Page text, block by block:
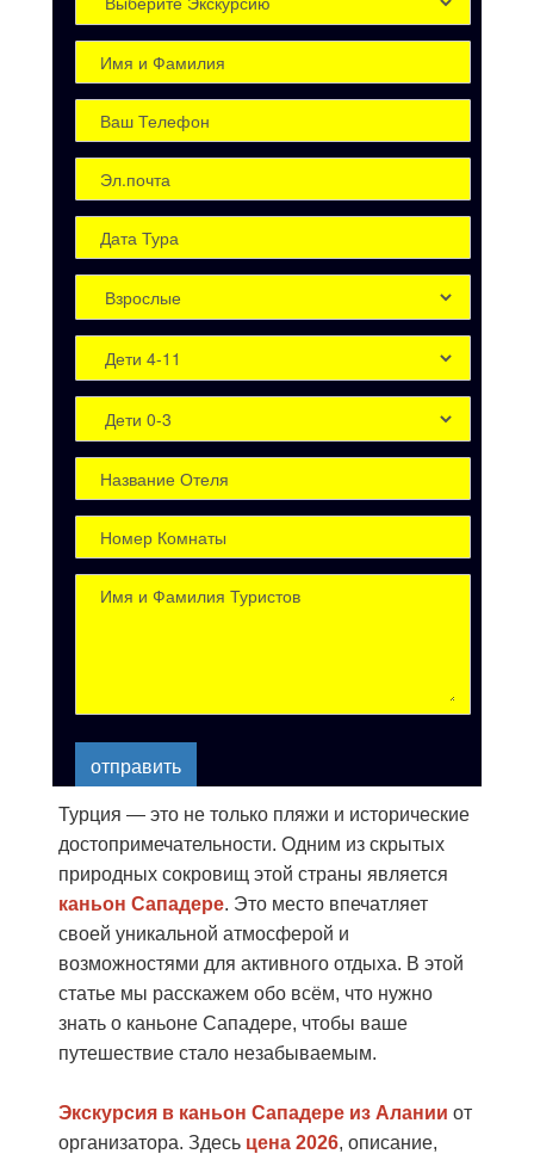
отправить
Турция — это не только пляжи и исторические
достопримечательности. Одним из скрытых
природных сокровищ этой страны является
каньон Сападере. Это место впечатляет
своей уникальной атмосферой и
возможностями для активного отдыха. В этой
статье мы расскажем обо всём, что нужно
знать о каньоне Сападере, чтобы ваше
путешествие стало незабываемым.
Экскурсия в каньон Сападере из Алании от
организатора. Здесь цена 2026, описание,